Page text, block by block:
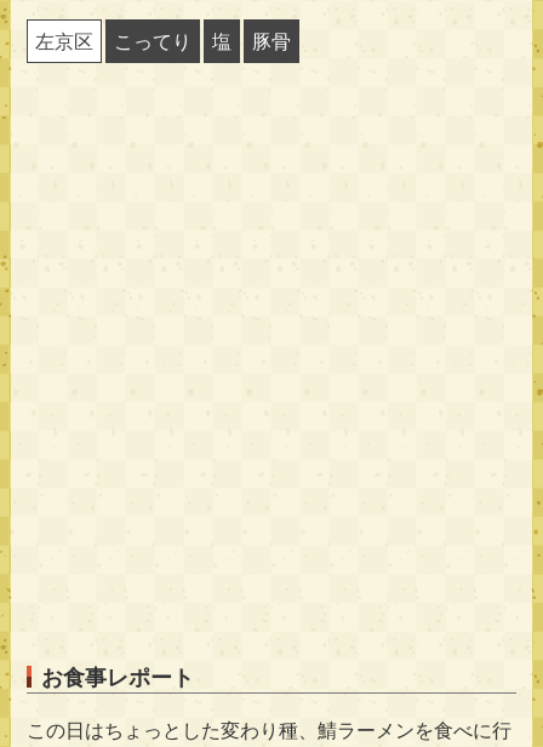
左京区 こってり 塩 豚骨
お食事レポート
この日はちょっとした変わり種、鯖ラーメンを食べに行